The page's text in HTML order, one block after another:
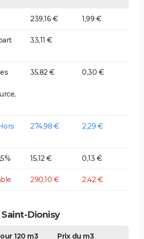
239,16 € 1,99 €
33,11 €
35,82 € 0,30 €
274,98 € 2,29 €
15,12 € 0,13 €
290,10 € 2,42 €
Dionisy
120 m3 Prix du m3